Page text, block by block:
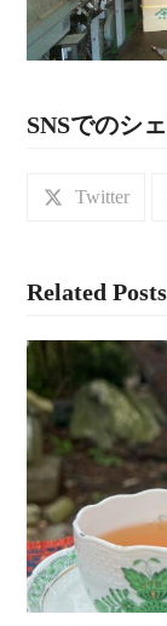
SNSでのシ
Twitter
Related Posts